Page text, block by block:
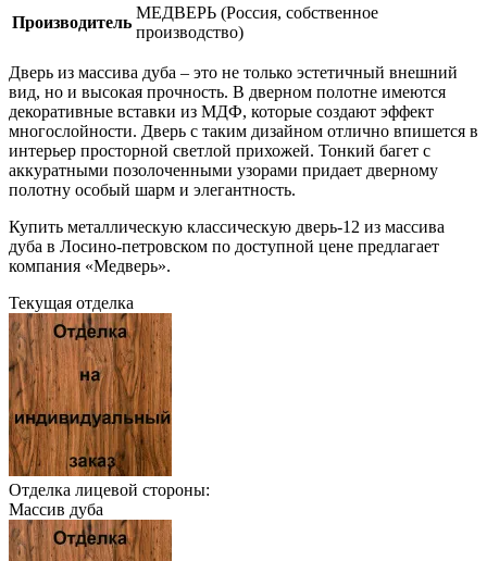
Производитель
МЕДВЕРЬ (Россия, собственное
производство)
Дверь из массива дуба – это не только эстетичный внешний
вид, но и высокая прочность. В дверном полотне имеются
декоративные вставки из МДФ, которые создают эффект
многослойности. Дверь с таким дизайном отлично впишется в
интерьер просторной светлой прихожей. Тонкий багет с
аккуратными позолоченными узорами придает дверному
полотну особый шарм и элегантность.
Купить металлическую классическую дверь-12 из массива
дуба в Лосино-петровском по доступной цене предлагает
компания «Медверь».
Текущая отделка
Отделка лицевой стороны:
Массив дуба